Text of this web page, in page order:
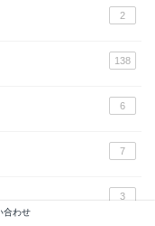
2
138
6
7
3
合わせ